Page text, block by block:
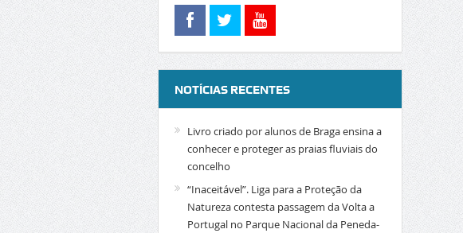
NOTÍCIAS RECENTES
Livro criado por alunos de Braga ensina a
conhecer e proteger as praias fluviais do
concelho
“Inaceitável”. Liga para a Proteção da
Natureza contesta passagem da Volta a
Portugal no Parque Nacional da Peneda-